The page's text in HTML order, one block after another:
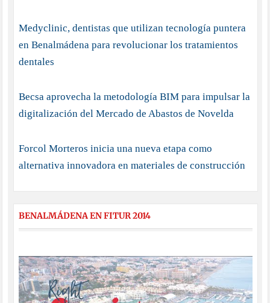
Medyclinic, dentistas que utilizan tecnología puntera
en Benalmádena para revolucionar los tratamientos
dentales
Becsa aprovecha la metodología BIM para impulsar la
digitalización del Mercado de Abastos de Novelda
Forcol Morteros inicia una nueva etapa como
alternativa innovadora en materiales de construcción
BENALMÁDENA EN FITUR 2014